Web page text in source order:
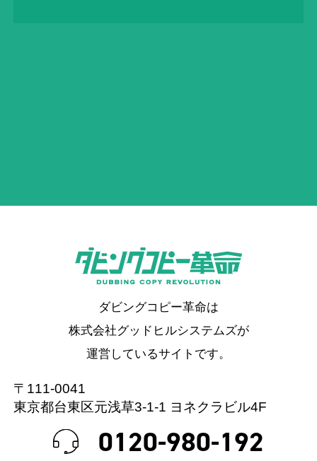
ダビングコピー革命は
株式会社グッドヒルシステムズが
運営しているサイトです。
〒111-0041
東京都台東区元浅草3-1-1 ヨネクラビル4F
0120-980-192